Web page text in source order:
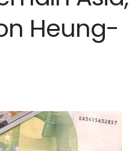
Heung-